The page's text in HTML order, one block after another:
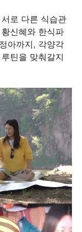
로 다른 식습관
신혜와 한식파
아까지, 각양각
틴을 맞춰갈지